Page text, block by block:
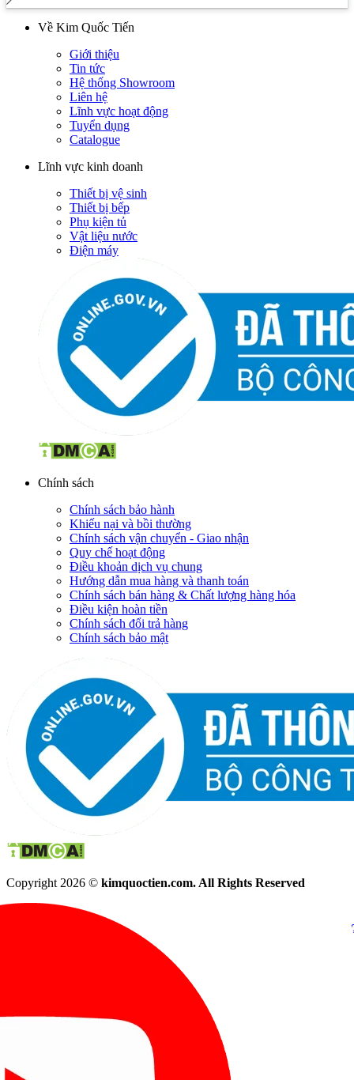
Về Kim Quốc Tiến
Giới thiệu
Tin tức
Hệ thống Showroom
Liên hệ
Lĩnh vực hoạt động
Tuyển dụng
Catalogue
Lĩnh vực kinh doanh
Thiết bị vệ sinh
Thiết bị bếp
Phụ kiện tủ
Vật liệu nước
Điện máy
Chính sách
Chính sách bảo hành
Khiếu nại và bồi thường
Chính sách vận chuyển - Giao nhận
Quy chế hoạt động
Điều khoản dịch vụ chung
Hướng dẫn mua hàng và thanh toán
Chính sách bán hàng & Chất lượng hàng hóa
Điều kiện hoàn tiền
Chính sách đổi trả hàng
Chính sách bảo mật
Copyright 2026 © kimquoctien.com. All Rights Reserved
(8h00 - 21h30)
(8h00 -